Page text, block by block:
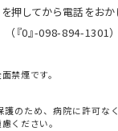
）を押してから電話をおか
（『0』-098-894-1301）
禁煙です。
護のため、病院に許可な
ください。